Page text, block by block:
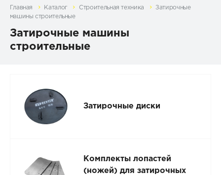
Главная Каталог Строительная техника
Затирочные
машины строительные
Затирочные машины
строительные
Затирочные диски
Комплекты лопастей
(ножей) для затирочных